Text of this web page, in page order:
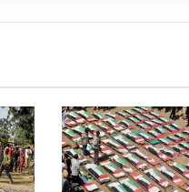
شدن زمان